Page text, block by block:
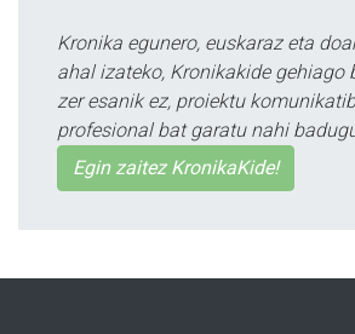
Kronika egunero, euskaraz eta
ahal izateko, Kronikakide gehiago
zer esanik ez, proiektu
profesional bat garatu nahi
Egin zaitez KronikaKide!